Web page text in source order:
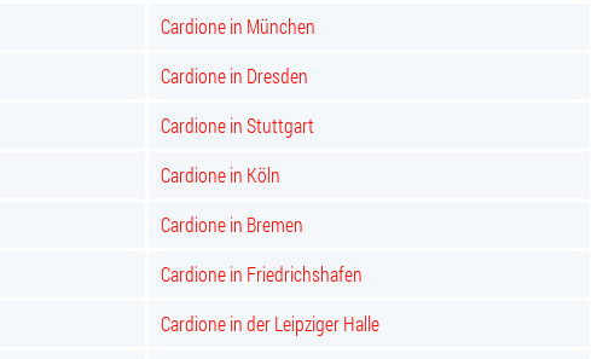
Cardione in München
Cardione in Dresden
Cardione in Stuttgart
Cardione in Köln
Cardione in Bremen
Cardione in Friedrichshafen
Cardione in der Leipziger Halle